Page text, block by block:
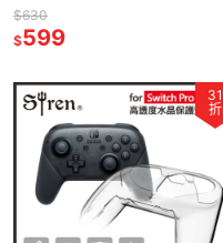
次元爆湧 【盒裝序號卡】-中文
版
$630
$599
31
折